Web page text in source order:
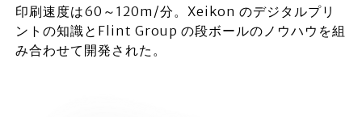
印刷速度は60～120m/分。Xeikon のデジタルプリ
ントの知識とFlint Group の段ボールのノウハウを組
み合わせて開発された。